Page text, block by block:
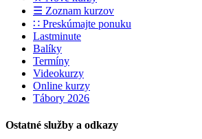
☰ Zoznam kurzov
∷ Preskúmajte ponuku
Lastminute
Balíky
Termíny
Videokurzy
Online kurzy
Tábory 2026
Ostatné služby a odkazy